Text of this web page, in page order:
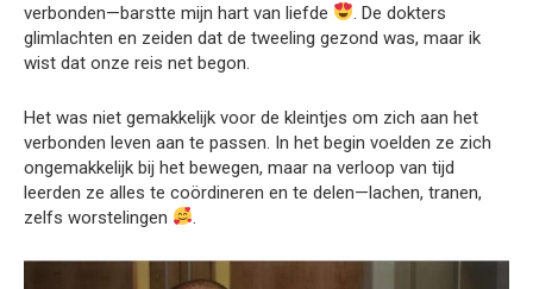
verbonden—barstte mijn hart van liefde
. De dokters
glimlachten en zeiden dat de tweeling gezond was, maar ik
wist dat onze reis net begon.
Het was niet gemakkelijk voor de kleintjes om zich aan het
verbonden leven aan te passen. In het begin voelden ze zich
ongemakkelijk bij het bewegen, maar na verloop van tijd
leerden ze alles te coördineren en te delen—lachen, tranen,
zelfs worstelingen
.